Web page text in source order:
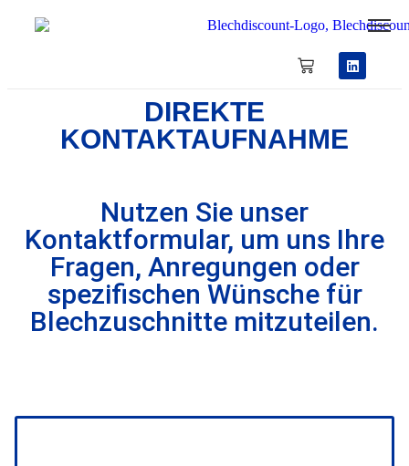
DIREKTE
KONTAKTAUFNAHME
Nutzen Sie unser
Kontaktformular, um uns Ihre
Fragen, Anregungen oder
spezifischen Wünsche für
Blechzuschnitte mitzuteilen.